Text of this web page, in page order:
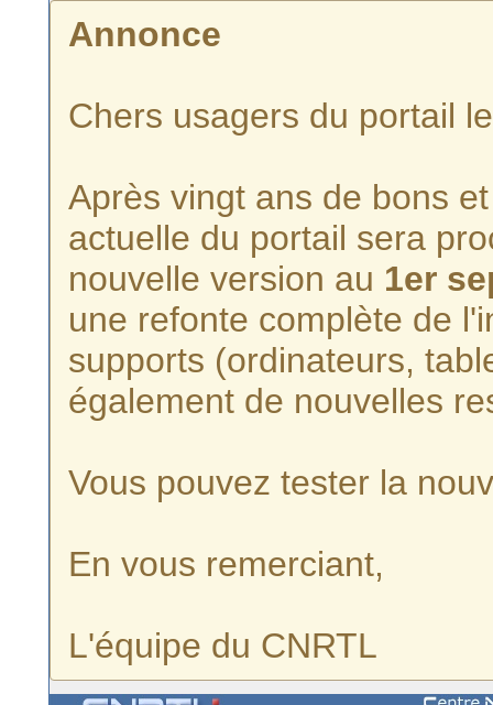
Annonce
Chers usagers du portail
Après vingt ans de bons
actuelle du portail sera
nouvelle version au 1er
une refonte complète de
supports (ordinateurs,
également de nouvelles
Vous pouvez tester la
En vous remerciant,
L'équipe du CNRTL